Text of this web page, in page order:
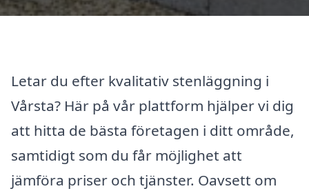
Letar du efter kvalitativ stenläggning i
Vårsta? Här på vår plattform hjälper vi dig
att hitta de bästa företagen i ditt område,
samtidigt som du får möjlighet att
jämföra priser och tjänster. Oavsett om